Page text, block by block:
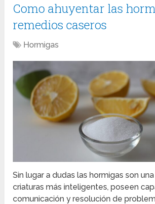
Como ahuyentar las
remedios caseros
Hormigas
Sin lugar a dudas las hormigas son
criaturas más inteligentes, poseen
comunicación y resolución de